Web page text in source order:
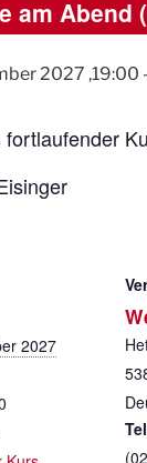
am Abend
2027 ,19:00 -
fortlaufender
2027